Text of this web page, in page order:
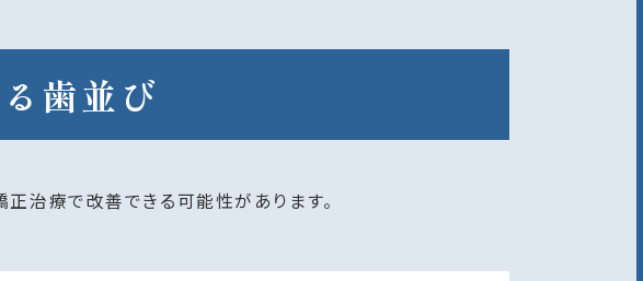
歯並び
治療で改善できる可能性があります。